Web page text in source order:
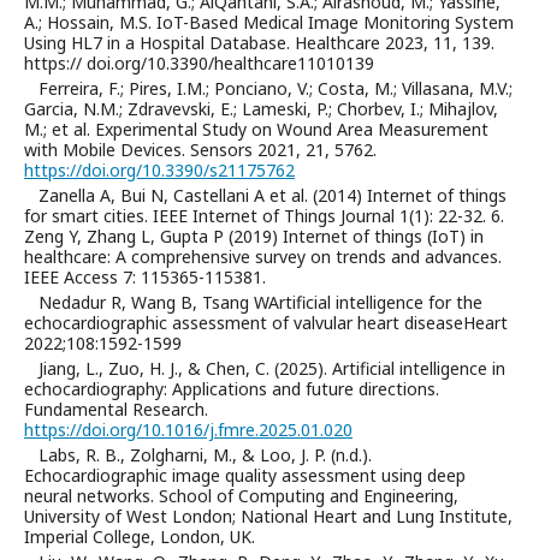
A.; Hossain, M.S. IoT-Based Medical Image Monitoring System
Using HL7 in a Hospital Database. Healthcare 2023, 11, 139.
https:// doi.org/10.3390/healthcare11010139
Ferreira, F.; Pires, I.M.; Ponciano, V.; Costa, M.; Villasana, M.V.;
Garcia, N.M.; Zdravevski, E.; Lameski, P.; Chorbev, I.; Mihajlov,
M.; et al. Experimental Study on Wound Area Measurement
with Mobile Devices. Sensors 2021, 21, 5762.
https://doi.org/10.3390/s21175762
Zanella A, Bui N, Castellani A et al. (2014) Internet of things
for smart cities. IEEE Internet of Things Journal 1(1): 22-32. 6.
Zeng Y, Zhang L, Gupta P (2019) Internet of things (IoT) in
healthcare: A comprehensive survey on trends and advances.
IEEE Access 7: 115365-115381.
Nedadur R, Wang B, Tsang WArtificial intelligence for the
echocardiographic assessment of valvular heart diseaseHeart
2022;108:1592-1599
Jiang, L., Zuo, H. J., & Chen, C. (2025). Artificial intelligence in
echocardiography: Applications and future directions.
Fundamental Research.
https://doi.org/10.1016/j.fmre.2025.01.020
Labs, R. B., Zolgharni, M., & Loo, J. P. (n.d.).
Echocardiographic image quality assessment using deep
neural networks. School of Computing and Engineering,
University of West London; National Heart and Lung Institute,
Imperial College, London, UK.